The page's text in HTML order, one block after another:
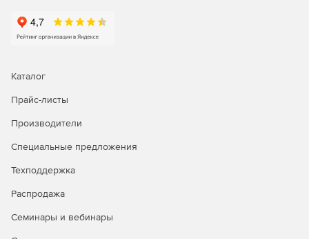
(round-robin, weighted-round-robin, least-connections,
random) и масштабирование, снижая задержки без
обработки петабайтных объемов.
Производительность запросов
Адаптивный оптимизатор AQO 4.0 с машинным
обучением корректирует планы выполнения, сокращая
сценариев. Кеширование результатов в
ускоряет повторяющиеся выборки в веб-приложениях и
витринах данных. Приоритизация ресурсов динамически
распределяет CPU и I/O между группами пользователей.
Каталог
Прайс-листы
Производители
Специальные предложения
Техподдержка
Распродажа
Семинары и вебинары